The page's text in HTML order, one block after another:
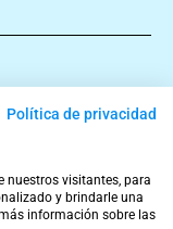
Política de privacidad
nuestros visitantes, para
y brindarle una
información sobre las